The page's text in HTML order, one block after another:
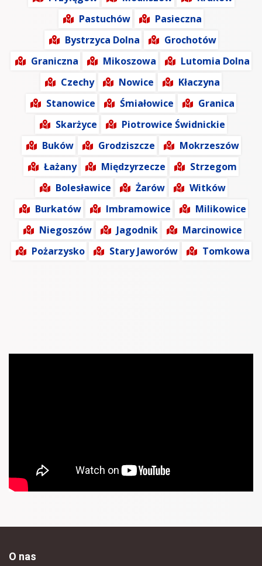
Pastuchów
Pasieczna
Bystrzyca Dolna
Grochotów
Graniczna
Mikoszowa
Lutomia Dolna
Czechy
Nowice
Kłaczyna
Stanowice
Śmiałowice
Granica
Skarżyce
Piotrowice Świdnickie
Buków
Grodziszcze
Mokrzeszów
Łażany
Międzyrzecze
Strzegom
Bolesławice
Żarów
Witków
Burkatów
Imbramowice
Milikowice
Niegoszów
Jagodnik
Marcinowice
Pożarzysko
Stary Jaworów Tomkowa
O nas